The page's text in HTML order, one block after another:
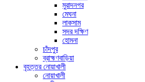
মুরাদনগর
মেঘনা
লাকসাম
সদর দক্ষিণ
হোমনা
চাঁদপুর
ব্রাহ্মণবাড়িয়া
বৃহত্তর নোয়াখালী
নোয়াখালী